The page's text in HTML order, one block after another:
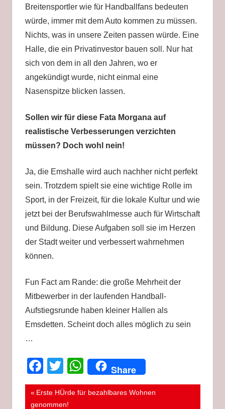
Breitensportler wie für Handballfans bedeuten
würde, immer mit dem Auto kommen zu müssen.
Nichts, was in unsere Zeiten passen würde. Eine
Halle, die ein Privatinvestor bauen soll. Nur hat
sich von dem in all den Jahren, wo er
angekündigt wurde, nicht einmal eine
Nasenspitze blicken lassen.
Sollen wir für diese Fata Morgana auf
realistische Verbesserungen verzichten
müssen? Doch wohl nein!
Ja, die Emshalle wird auch nachher nicht perfekt
sein. Trotzdem spielt sie eine wichtige Rolle im
Sport, in der Freizeit, für die lokale Kultur und wie
jetzt bei der Berufswahlmesse auch für Wirtschaft
und Bildung. Diese Aufgaben soll sie im Herzen
der Stadt weiter und verbessert wahrnehmen
können.
Fun Fact am Rande: die große Mehrheit der
Mitbewerber in der laufenden Handball-
Aufstiegsrunde haben kleiner Hallen als
Emsdetten. Scheint doch alles möglich zu sein
…
Facebook
Twitter
WhatsApp
Share
EMSDETTEN
EMSHALLE
Beitragsnavigation
Vorheriger
Beitrag:
Erste HÜrde für bezahlbares Wohnen
genommen!